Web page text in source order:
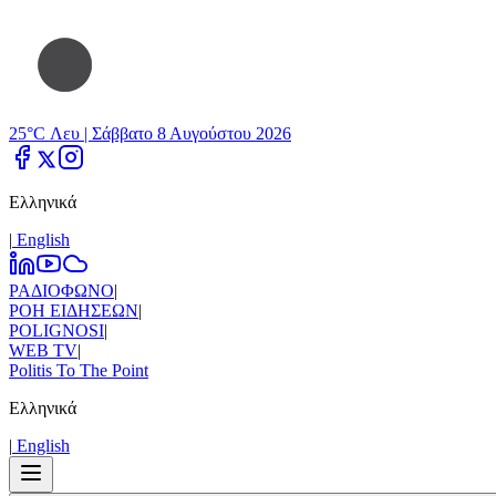
25°C Λευ | Σάββατο 8 Αυγούστου 2026
Ελληνικά
| Εnglish
ΡΑΔΙΟΦΩΝΟ|
ΡΟΗ ΕΙΔΗΣΕΩΝ|
POLIGNOSI|
WEB TV|
Politis To The Point
Ελληνικά
| Εnglish